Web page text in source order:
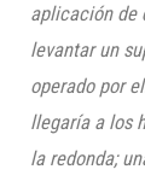
aplicación de
levantar un
operado por
llegaría a los
la redonda;